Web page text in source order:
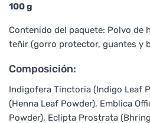
100 g
Contenido del paquete: Polvo de
teñir (gorro protector, guantes y
Composición:
Indigofera Tinctoria (Indigo Leaf
(Henna Leaf Powder), Emblica
Powder), Eclipta Prostrata